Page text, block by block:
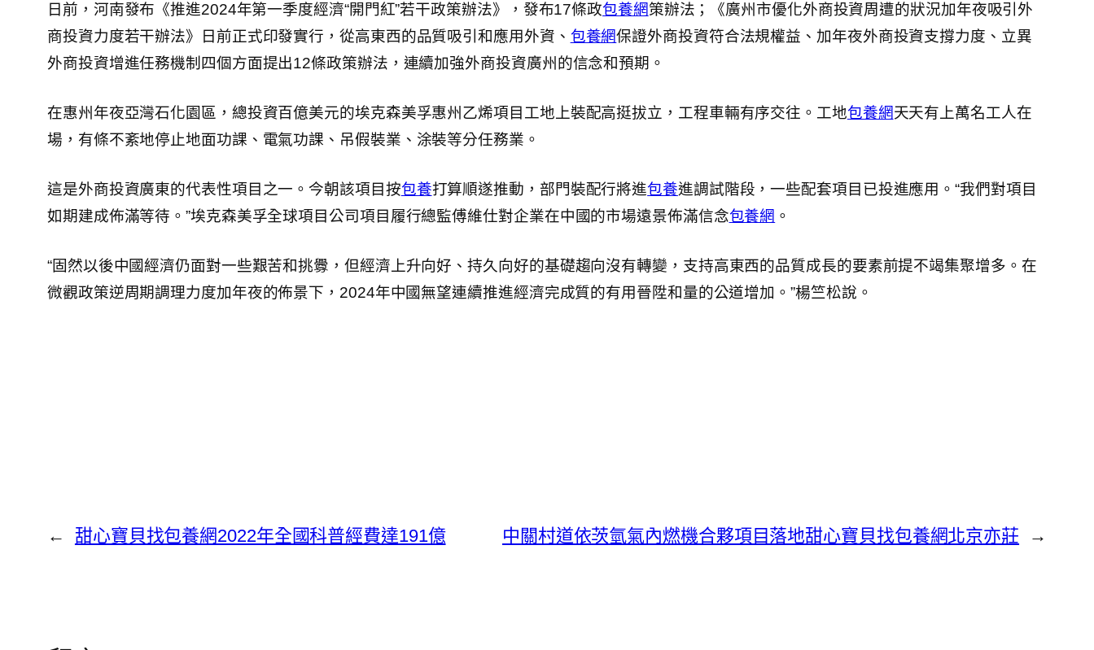
日前，河南發布《推進2024年第一季度經濟“開門紅”若干政策辦法》，發布17條政包養網策辦法；《廣州市優化外商投資周遭的狀況加年夜吸引外
商投資力度若干辦法》日前正式印發實行，從高東西的品質吸引和應用外資、 包養網保證外商投資符合法規權益、加年夜外商投資支撐力度、立異
外商投資增進任務機制四個方面提出12條政策辦法，連續加強外商投資廣州的信念和預期。
在惠州年夜亞灣石化園區，總投資百億美元的埃克森美孚惠州乙烯項目工地上裝配高挺拔立，工程車輛有序交往。工地包養網天天有上萬名工人在
場，有條不紊地停止地面功課、電氣功課、吊假裝業、涂裝等分任務業。
這是外商投資廣東的代表性項目之一。今朝該項目按包養打算順遂推動，部門裝配行將進包養進調試階段，一些配套項目已投進應用。“我們對項目
如期建成佈滿等待。”埃克森美孚全球項目公司項目履行總監傅維仕對企業在中國的市場遠景佈滿信念包養網 。
“固然以後中國經濟仍面對一些艱苦和挑釁，但經濟上升向好、持久向好的基礎趨向沒有轉變，支持高東西的品質成長的要素前提不竭集聚增多。在
微觀政策逆周期調理力度加年夜的佈景下，2024年中國無望連續推進經濟完成質的有用晉陞和量的公道增加。”楊竺松說。
← 甜心寶貝找包養網​2022年全國科普經費達191億 中關村道依茨氫氣內燃機合夥項目落地甜心寶貝找包養網北京亦莊 →